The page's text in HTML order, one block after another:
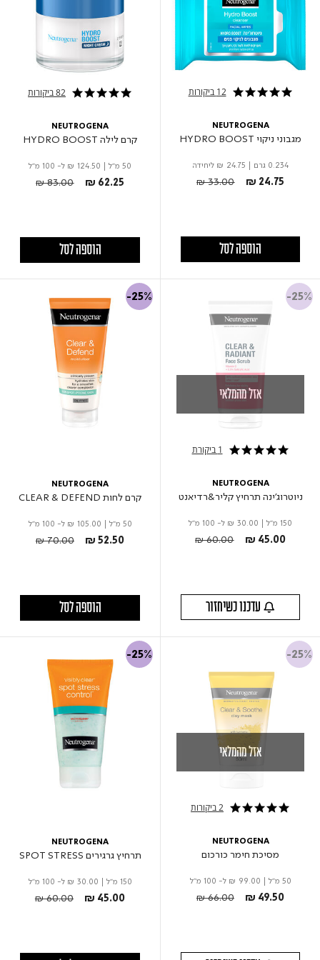
5.0 star rating 12 ביקורות
NEUTROGENA
מגבוני ניקוי HYDRO BOOST
0.234 גרם ₪ 24.75 ליחידה
₪ 24.75
Price reduced from
₪ 33.00to
הוספה לסל
4.9 star rating 82 ביקורות
NEUTROGENA
קרם לילה HYDRO BOOST
50 מ"ל ₪ 124.50 ל- 100 מ"ל
₪ 62.25
Price reduced from
₪ 83.00to
הוספה לסל
אזל מהמלאי
5.0 star rating 1 ביקורת
-25%
NEUTROGENA
ניוטרוג'ינה תרחיץ קליר&רדיאנט
150 מ"ל ₪ 30.00 ל- 100 מ"ל
₪ 45.00
Price reduced from
₪ 60.00to
-25%
NEUTROGENA
קרם לחות CLEAR & DEFEND
50 מ"ל ₪ 105.00 ל- 100 מ"ל
₪ 52.50
Price reduced from
₪ 70.00to
הוספה לסל
אזל מהמלאי
5.0 star rating 2 ביקורות
-25%
NEUTROGENA
מסיכת חימר כורכום
50 מ"ל ₪ 99.00 ל- 100 מ"ל
₪ 49.50
Price reduced from
₪ 66.00to
-25%
NEUTROGENA
תרחיץ גרגירים SPOT STRESS
150 מ"ל ₪ 30.00 ל- 100 מ"ל
₪ 45.00
Price reduced from
₪ 60.00to